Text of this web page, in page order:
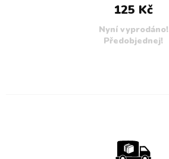
125 Kč
Nyní vyprodáno!
Předobjednej!